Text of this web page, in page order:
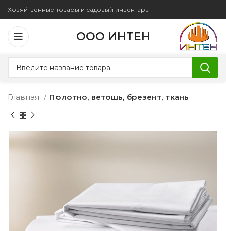
Хозяйтвенные товары и садовый инвентарь
ООО ИНТЕН
Главная Полотно, ветошь, брезент, ткань